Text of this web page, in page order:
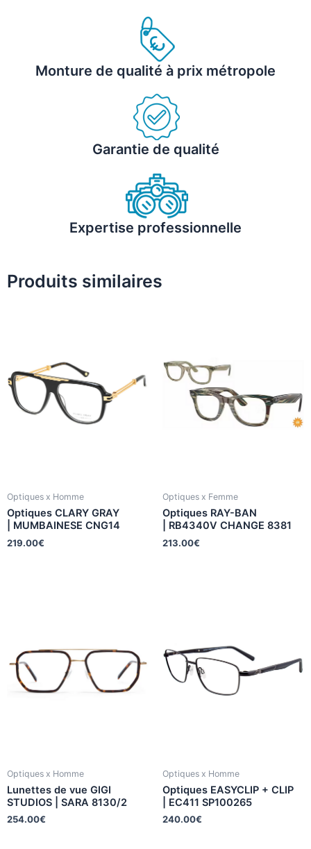
Monture de qualité à prix métropole
Garantie de qualité
Expertise professionnelle
Produits similaires
Optiques x Homme
Optiques CLARY GRAY
| MUMBAINESE CNG14
219.00€
Optiques x Femme
Optiques RAY-BAN
| RB4340V CHANGE 8381
213.00€
Optiques x Homme
Lunettes de vue GIGI
STUDIOS | SARA 8130/2
254.00€
Optiques x Homme
Optiques EASYCLIP + CLIP
| EC411 SP100265
240.00€